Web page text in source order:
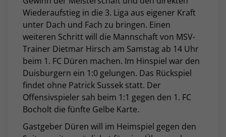
Wiederaufstieg in die 3. Liga aus eigener Kraft
unter Dach und Fach zu bringen. Einen
weiteren Schritt will die Mannschaft von MSV-
Trainer Dietmar Hirsch am Samstag ab 14 Uhr
beim 1. FC Düren machen. Im Hinspiel war den
Duisburgern ein 1:0 gelungen. Das Rückspiel
findet ohne Patrick Sussek statt. Der
Offensivspieler sah beim 1:1 gegen den 1. FC
Bocholt die fünfte Gelbe Karte.
Gastgeber Düren will im Heimspiel gegen den